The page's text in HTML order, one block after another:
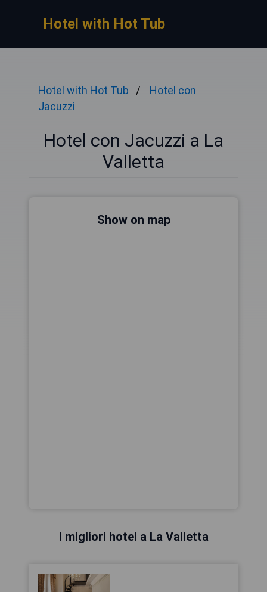
Hotel with Hot Tub
Hotel with Hot Tub
Hotel con
Jacuzzi
Hotel con Jacuzzi a La
Valletta
Show on map
I migliori hotel a La Valletta